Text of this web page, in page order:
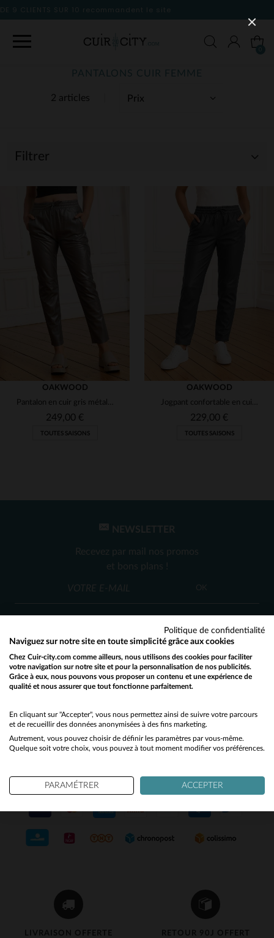
le site
2 articles
PANTALONS CUIR FEMME
Filtrer
TAILLES DISPONIBLES
OAKWOOD
Pantalon en cuir gris métallisé femme
249,00 €
TOUTES SAISONS
TAILLES DISPONIBLES
OAKWOOD
Jogpant confortable en cuir gris foncé
229,00 €
TOUTES SAISONS
LIVRAISON OFFERTE
RETOUR 90J OFFERT
NEWSLETTER
Recevez par mail nos promos
et bons plans !
OK
SERVICE CLIENT
Nos conseillers sont à votre écoute
du lundi au vendredi de 10h à 12h30
et de 13h30 à 18h.
NOS PARTENAIRES DE CONFIANCE
Would you like to be redirected to our English site?
No
Yes
Politique de confidentialité
Naviguez sur notre site en toute simplicité grâce aux cookies
Chez Cuir-city.com comme ailleurs, nous utilisons des cookies pour faciliter
votre navigation sur notre site et pour la personnalisation de nos publicités.
Grâce à eux, nous pouvons vous proposer un contenu et une expérience de
qualité et nous assurer que tout fonctionne parfaitement.
En cliquant sur "Accepter", vous nous permettez ainsi de suivre votre parcours
et de recueillir des données anonymisées à des fins marketing.
Autrement, vous pouvez choisir de définir les paramètres par vous-même.
Quelque soit votre choix, vous pouvez à tout moment modifier vos préférences.
PARAMÉTRER ACCEPTER